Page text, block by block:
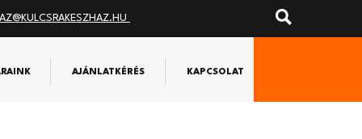
AJÁNLATKÉRÉS KAPCSOLAT